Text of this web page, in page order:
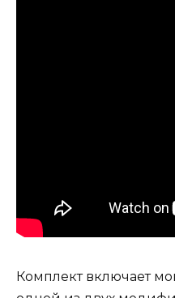
Комплект включает